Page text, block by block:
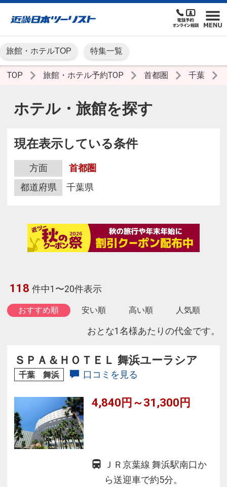
旅館・ホテルTOP 特集一覧
TOP 旅館・ホテル予約TOP 首都圏 千葉
ホテル・旅館を探す
現在表示している条件
方面
首都圏
都道府県
千葉県
118 件中1〜20件表示
おすすめ順 安い順 高い順 人気順
おとな1名様あたりの代金です。
ＳＰＡ＆ＨＯＴＥＬ 舞浜ユーラシア
千葉 舞浜 口コミを見る
4,840円～31,300円
ＪＲ京葉線 舞浜駅南口か
ら送迎車で約5分。